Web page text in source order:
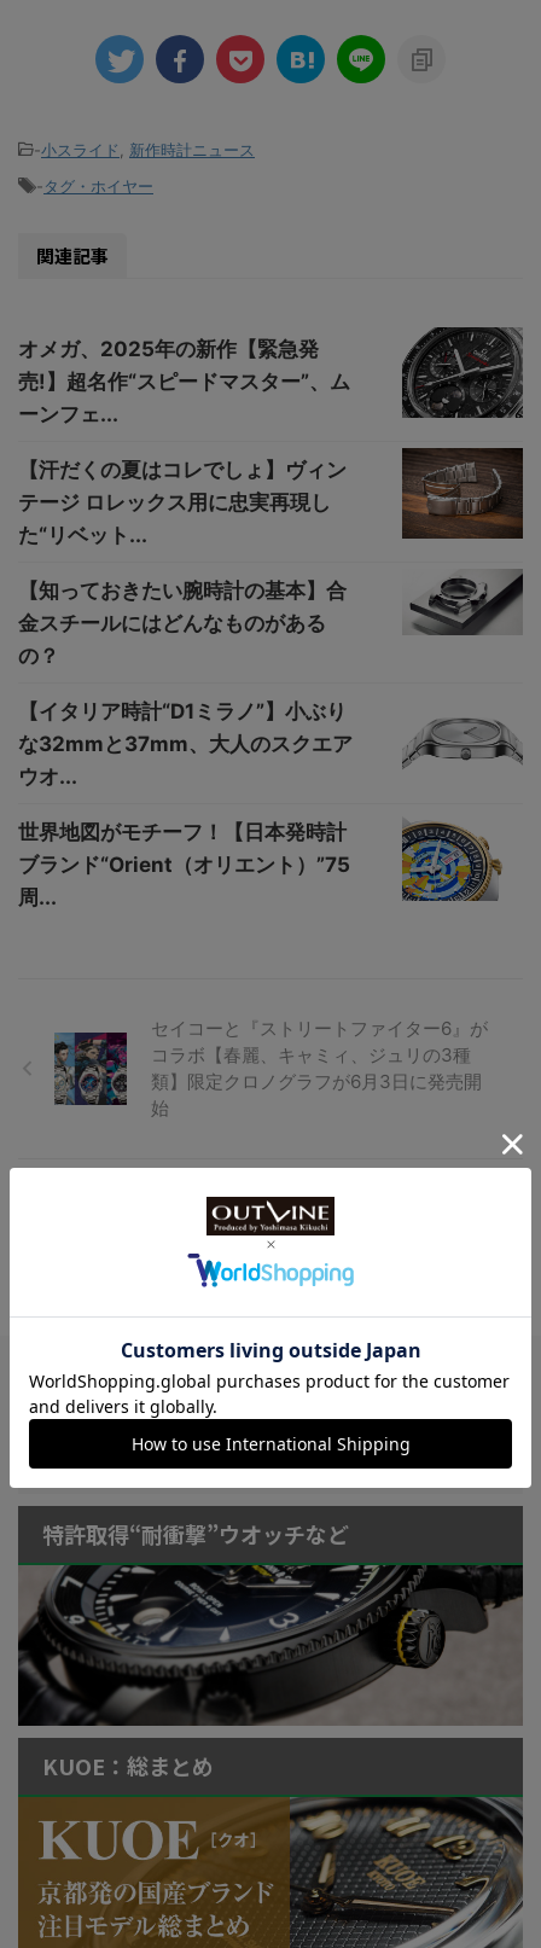
-小スライド
新作時計ニュース
-タグ・ホイヤー
関連記事
オメガ、2025年の新作【緊急発
売!】超名作“スピードマスター”、ム
ーンフェ...
【汗だくの夏はコレでしょ】ヴィン
テージ ロレックス用に忠実再現し
た“リベット...
【知っておきたい腕時計の基本】合
金スチールにはどんなものがある
の？
【イタリア時計“D1ミラノ”】小ぶり
な32mmと37mm、大人のスクエア
ウオ...
世界地図がモチーフ！【日本発時計
ブランド“Orient（オリエント）”75
周...
セイコーと『ストリートファイター6』が
コラボ【春麗、キャミィ、ジュリの3種
類】限定クロノグラフが6月3日に発売開
始
6月13日発売、200ｍ潜水用防水【シチズ
ン プロマスター新作】絶妙サイズのダイ
バーズウオッチ登場
Watch LIFE NEWS
特許取得“耐衝撃”ウオッチなど
KUOE：総まとめ